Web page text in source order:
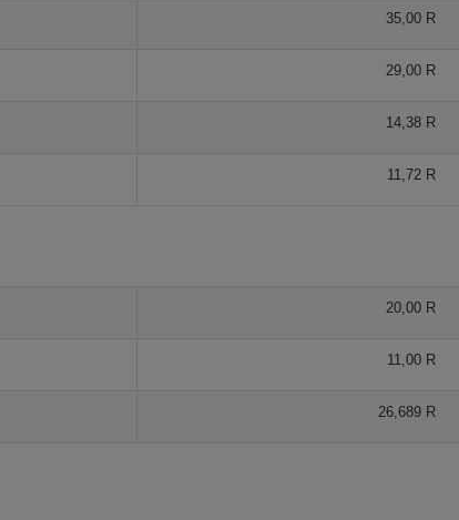
35,00 R
29,00 R
14,38 R
11,72 R
20,00 R
11,00 R
26,689 R